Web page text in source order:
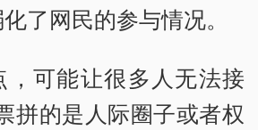
了网民的参与情况。
，可能让很多人无法接
拼的是人际圈子或者权